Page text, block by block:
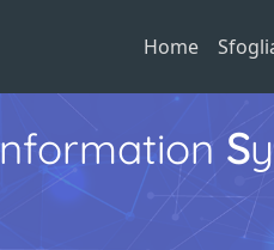
Home
nformation S